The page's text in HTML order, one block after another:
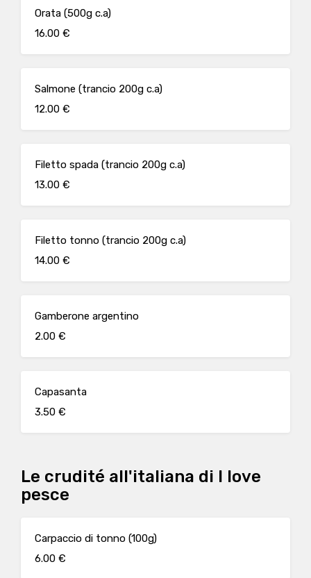
Orata (500g c.a)
16.00 €
Salmone (trancio 200g c.a)
12.00 €
Filetto spada (trancio 200g c.a)
13.00 €
Filetto tonno (trancio 200g c.a)
14.00 €
Gamberone argentino
2.00 €
Capasanta
3.50 €
Le crudité all'italiana di I love
pesce
Carpaccio di tonno (100g)
6.00 €